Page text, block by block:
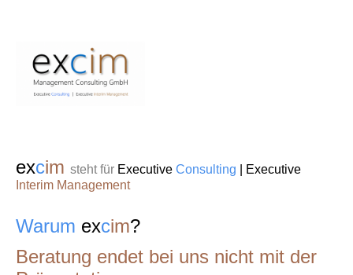
excim steht für Executive Consulting
Executive
Interim Management
Warum excim?
Beratung endet bei uns nicht mit der